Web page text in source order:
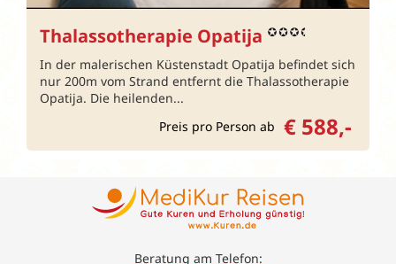
Thalassotherapie Opatija
In der malerischen Küstenstadt Opatija befindet sich
nur 200m vom Strand entfernt die Thalassotherapie
Opatija. Die heilenden...
Preis pro Person ab € 588,-
Beratung am Telefon: